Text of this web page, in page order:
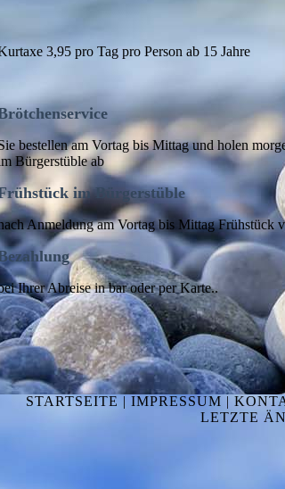
3,95 pro Tag pro Person ab 15 Jahre
bestellen am Vortag bis Mittag und holen
Bürgerstüble ab
im Bürgerstüble
Anmeldung am Vortag bis Mittag
Ihrer Abreise in bar oder per Karte..
STARTSEITE | IMPRESSUM |
LETZTE